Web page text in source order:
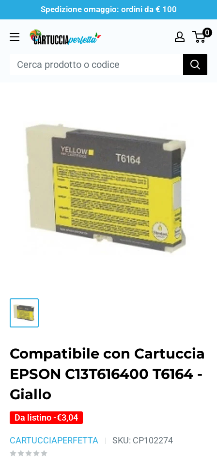
contenuto
Spedizione omaggio: ordini da € 100
Cartucciaperfetta 0
Compatibile con Cartuccia
EPSON C13T616400 T6164 -
Giallo
Da listino -€3,04
CARTUCCIAPERFETTA SKU: CP102274